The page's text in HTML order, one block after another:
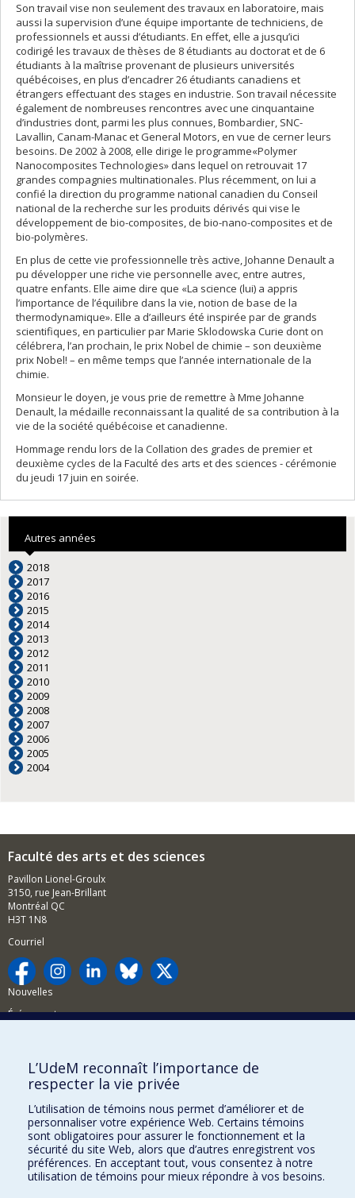
Son travail vise non seulement des travaux en laboratoire, mais
aussi la supervision d’une équipe importante de techniciens, de
professionnels et aussi d’étudiants. En effet, elle a jusqu’ici
codirigé les travaux de thèses de 8 étudiants au doctorat et de 6
étudiants à la maîtrise provenant de plusieurs universités
québécoises, en plus d’encadrer 26 étudiants canadiens et
étrangers effectuant des stages en industrie. Son travail nécessite
également de nombreuses rencontres avec une cinquantaine
d’industries dont, parmi les plus connues, Bombardier, SNC-
Lavallin, Canam-Manac et General Motors, en vue de cerner leurs
besoins. De 2002 à 2008, elle dirige le programme«Polymer
Nanocomposites Technologies» dans lequel on retrouvait 17
grandes compagnies multinationales. Plus récemment, on lui a
confié la direction du programme national canadien du Conseil
national de la recherche sur les produits dérivés qui vise le
développement de bio-composites, de bio-nano-composites et de
bio-polymères.
En plus de cette vie professionnelle très active, Johanne Denault a
pu développer une riche vie personnelle avec, entre autres,
quatre enfants. Elle aime dire que «La science (lui) a appris
l’importance de l’équilibre dans la vie, notion de base de la
thermodynamique». Elle a d’ailleurs été inspirée par de grands
scientifiques, en particulier par Marie Sklodowska Curie dont on
célébrera, l’an prochain, le prix Nobel de chimie – son deuxième
prix Nobel! – en même temps que l’année internationale de la
chimie.
Monsieur le doyen, je vous prie de remettre à Mme Johanne
Denault, la médaille reconnaissant la qualité de sa contribution à la
vie de la société québécoise et canadienne.
Hommage rendu lors de la Collation des grades de premier et
deuxième cycles de la Faculté des arts et des sciences - cérémonie
du jeudi 17 juin en soirée.
Autres années
2018
2017
2016
2015
2014
2013
2012
2011
2010
2009
2008
2007
2006
2005
2004
Faculté des arts et des sciences
Pavillon Lionel-Groulx
3150, rue Jean-Brillant
Montréal QC
H3T 1N8
Courriel
Nouvelles
Événements
BESOIN D'AIDE?
Plan du site
Signaler une erreur
Accessibilité
FACULTÉ DES ARTS ET DES SCIENCES
L’UdeM reconnaît l’importance de
respecter la vie privée
L’utilisation de témoins nous permet d’améliorer et de
personnaliser votre expérience Web. Certains témoins
sont obligatoires pour assurer le fonctionnement et la
sécurité du site Web, alors que d’autres enregistrent vos
préférences. En acceptant tout, vous consentez à notre
utilisation de témoins pour mieux répondre à vos besoins.